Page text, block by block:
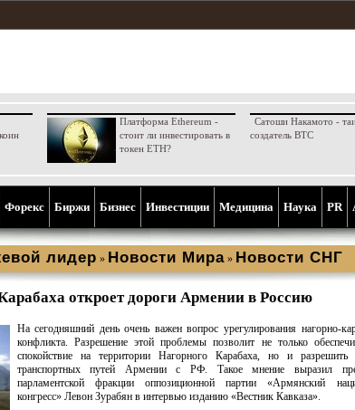
Платформа Ethereum -
стоит ли инвестировать в
токен ETH?
Сатоши Накамото -
создатель BTC
Форекс Биржи Бизнес Инвестиции Медицина Наука PR
лидер » Новости Мира » Новости СНГ
откроет дороги Армении в Россию
На сегодняшний день очень важен вопрос урегулирования нагорно-
конфликта. Разрешение этой проблемы позволит не только
спокойствие на территории Нагорного Карабаха, но и разрешить
транспортных путей Армении с РФ. Такое мнение выразил
парламентской фракции оппозиционной партии «Армянский
конгресс» Левон Зурабян в интервью изданию «Вестник Кавказа».